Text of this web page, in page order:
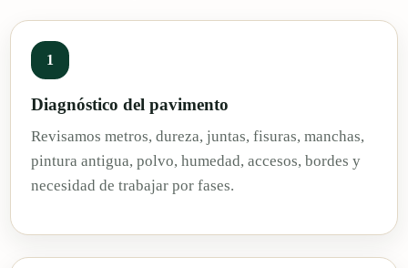
1
Diagnóstico del pavimento
Revisamos metros, dureza, juntas, fisuras, manchas,
pintura antigua, polvo, humedad, accesos, bordes y
necesidad de trabajar por fases.